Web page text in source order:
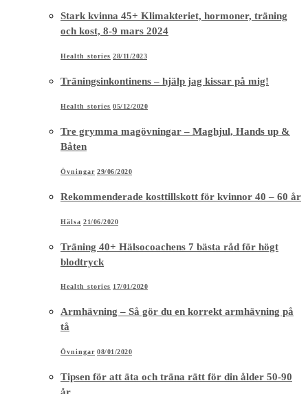
Stark kvinna 45+ Klimakteriet, hormoner, träning
och kost, 8-9 mars 2024
Health stories 28/11/2023
Träningsinkontinens – hjälp jag kissar på mig!
Health stories 05/12/2020
Tre grymma magövningar – Maghjul, Hands up &
Båten
Övningar 29/06/2020
Rekommenderade kosttillskott för kvinnor 40 – 60 år
Hälsa 21/06/2020
Träning 40+ Hälsocoachens 7 bästa råd för högt
blodtryck
Health stories 17/01/2020
Armhävning – Så gör du en korrekt armhävning på
tå
Övningar 08/01/2020
Tipsen för att äta och träna rätt för din ålder 50-90